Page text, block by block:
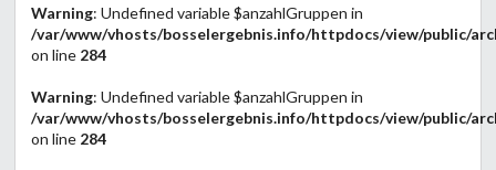
Warning: Undefined variable $anzahlGruppen in
/var/www/vhosts/bosselergebnis.info/httpdocs/view/public/
on line 284
Warning: Undefined variable $anzahlGruppen in
/var/www/vhosts/bosselergebnis.info/httpdocs/view/public/
on line 284